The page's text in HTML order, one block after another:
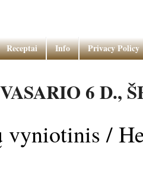
Receptai Info Privacy Policy
6 D.,
/